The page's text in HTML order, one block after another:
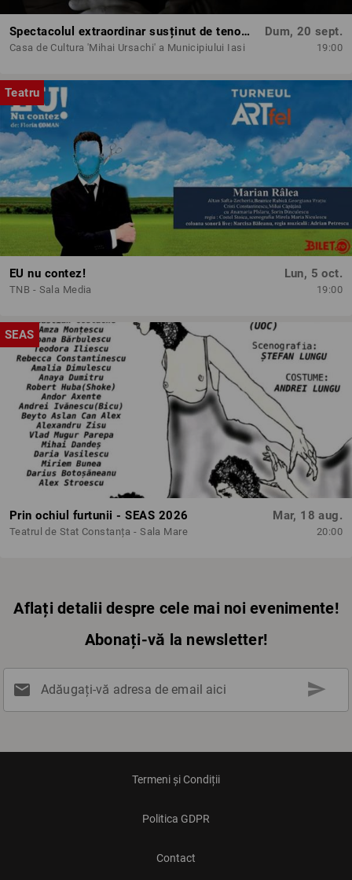
Spectacolul extraordinar susținut de tenorul Paul Cel Mare
Casa de Cultura 'Mihai Ursachi' a Municipiului Iasi
Dum, 20 sept.
19:00
Teatru
EU nu contez!
TNB - Sala Media
Lun, 5 oct.
19:00
SEAS
Prin ochiul furtunii - SEAS 2026
Teatrul de Stat Constanța - Sala Mare
Mar, 18 aug.
20:00
Aflați detalii despre cele mai noi evenimente!
Abonați-vă la newsletter!
mail Adăugați-vă adresa de email aici send
Termeni și Condiții
Politica GDPR
Contact